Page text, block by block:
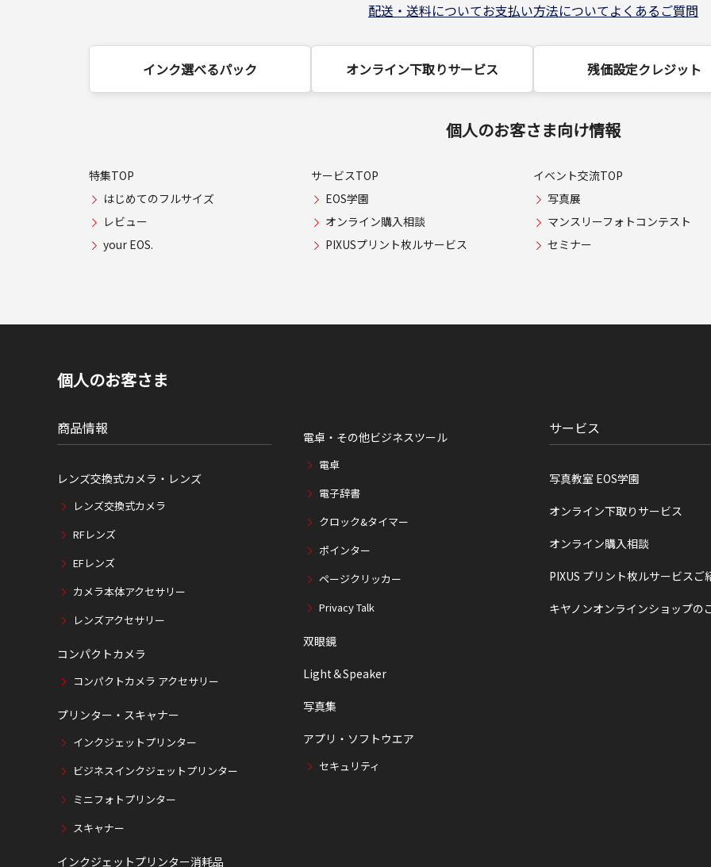
配送・送料についてお支払い方法についてよくあるご質問
インク選べるパック オンライン下取りサービス 残価設定クレジット
個人のお客さま向け情報
特集TOP
はじめてのフルサイズ
レビュー
your EOS.
サービスTOP
EOS学園
オンライン購入相談
PIXUSプリント枚ルサービス
イベント交流TOP
写真展
マンスリーフォトコンテスト
セミナー
個人のお客さま
商品情報
レンズ交換式カメラ・レンズ
レンズ交換式カメラ
RFレンズ
EFレンズ
カメラ本体アクセサリー
レンズアクセサリー
コンパクトカメラ
コンパクトカメラ アクセサリー
プリンター・スキャナー
インクジェットプリンター
ビジネスインクジェットプリンター
ミニフォトプリンター
スキャナー
インクジェットプリンター消耗品
電卓・その他ビジネスツール
電卓
電子辞書
クロック&タイマー
ポインター
ページクリッカー
Privacy Talk
双眼鏡
Light＆Speaker
写真集
アプリ・ソフトウエア
セキュリティ
サービス
写真教室 EOS学園
オンライン下取りサービス
オンライン購入相談
PIXUS プリント枚ルサービスご
キヤノンオンラインショップの